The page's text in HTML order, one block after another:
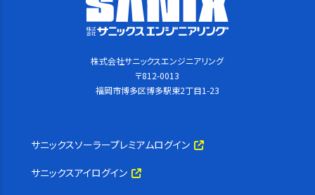
株式会社サニックスエンジニアリング
〒812-0013
福岡市博多区博多駅東2丁目1-23
サニックスソーラープレミアムログイン
サニックスアイログイン